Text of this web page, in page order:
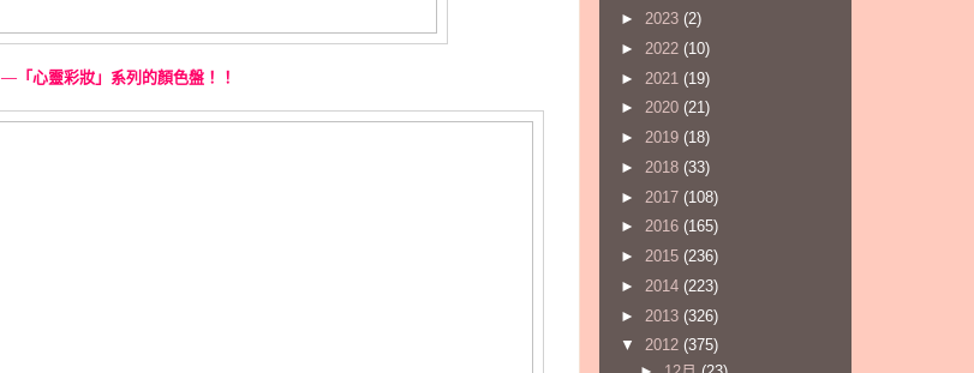
—「心靈彩妝」系列的顏色盤！！
► 2023 (2)
► 2022 (10)
► 2021 (19)
► 2020 (21)
► 2019 (18)
► 2018 (33)
► 2017 (108)
► 2016 (165)
► 2015 (236)
► 2014 (223)
► 2013 (326)
▼ 2012 (375)